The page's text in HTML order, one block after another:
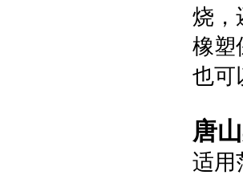
烧，
橡塑
也可
唐
适用